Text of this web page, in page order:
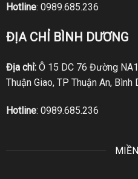
Hotline: 0989.685.236
ĐỊA CHỈ BÌNH DƯƠNG
Địa chỉ:Ô 15 DC 76 Đường
Thuận Giao, TP Thuận An, Bình
Hotline: 0989.685.236